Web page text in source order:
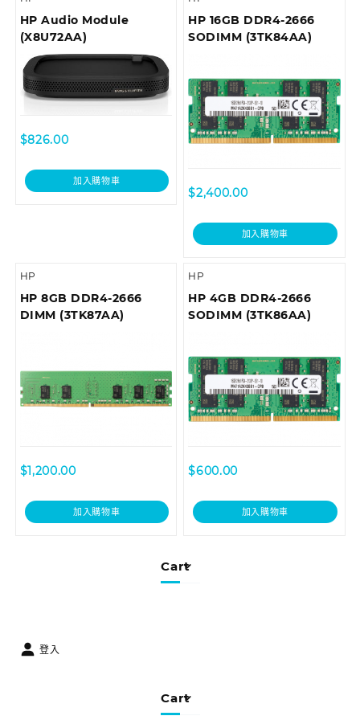
Cart
HP Audio Module
(X8U72AA)
$826.00
加入購物車
HP 16GB DDR4-2666
SODIMM (3TK84AA)
$2,400.00
加入購物車
HP
HP 8GB DDR4-2666
DIMM (3TK87AA)
$1,200.00
加入購物車
HP
HP 4GB DDR4-2666
SODIMM (3TK86AA)
$600.00
加入購物車
登入
Cart